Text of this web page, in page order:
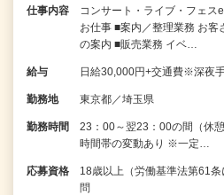
仕事内容
コンサート・ライブ・フェス
お仕事 ■案内／整理業務 お
の案内 ■販売業務 イベ…
給与 日給30,000円+交通費※深夜
勤務地 東京都／埼玉県
勤務時間
23：00～翌23：00の間（休
時間帯の変動あり ※一定…
応募資格
18歳以上（労働基準法第61
問